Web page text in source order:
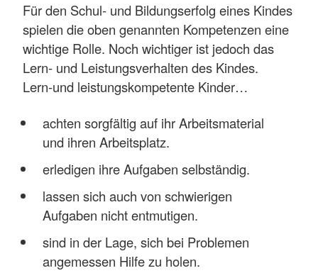
Für den Schul- und Bildungserfolg eines Kindes
spielen die oben genannten Kompetenzen eine
wichtige Rolle. Noch wichtiger ist jedoch das
Lern- und Leistungsverhalten des Kindes.
Lern-und leistungskompetente Kinder…
achten sorgfältig auf ihr Arbeitsmaterial
und ihren Arbeitsplatz.
erledigen ihre Aufgaben selbständig.
lassen sich auch von schwierigen
Aufgaben nicht entmutigen.
sind in der Lage, sich bei Problemen
angemessen Hilfe zu holen.